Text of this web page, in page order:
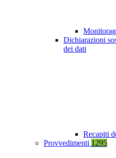
Dichiarazioni
dei dati
Recapiti
Provvedimenti 1295